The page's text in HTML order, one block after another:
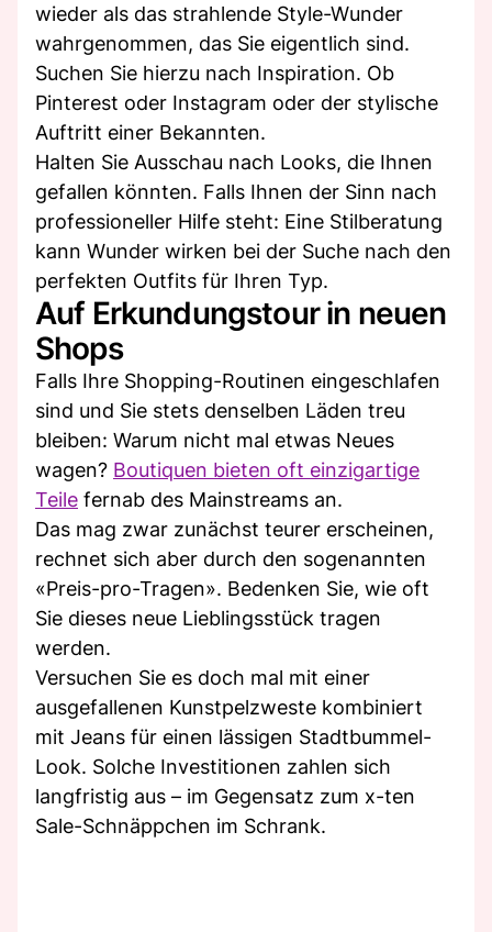
wieder als das strahlende Style-Wunder
wahrgenommen, das Sie eigentlich sind.
Suchen Sie hierzu nach Inspiration. Ob
Pinterest oder Instagram oder der stylische
Auftritt einer Bekannten.
Halten Sie Ausschau nach Looks, die Ihnen
gefallen könnten. Falls Ihnen der Sinn nach
professioneller Hilfe steht: Eine Stilberatung
kann Wunder wirken bei der Suche nach den
perfekten Outfits für Ihren Typ.
Auf Erkundungstour in neuen
Shops
Falls Ihre Shopping-Routinen eingeschlafen
sind und Sie stets denselben Läden treu
bleiben: Warum nicht mal etwas Neues
wagen? Boutiquen bieten oft einzigartige
Teile fernab des Mainstreams an.
Das mag zwar zunächst teurer erscheinen,
rechnet sich aber durch den sogenannten
«Preis-pro-Tragen». Bedenken Sie, wie oft
Sie dieses neue Lieblingsstück tragen
werden.
Versuchen Sie es doch mal mit einer
ausgefallenen Kunstpelzweste kombiniert
mit Jeans für einen lässigen Stadtbummel-
Look. Solche Investitionen zahlen sich
langfristig aus – im Gegensatz zum x-ten
Sale-Schnäppchen im Schrank.